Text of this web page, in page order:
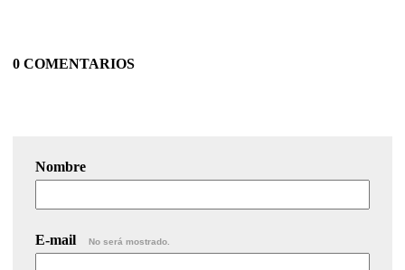
0 COMENTARIOS
Nombre
E-mail No será mostrado.